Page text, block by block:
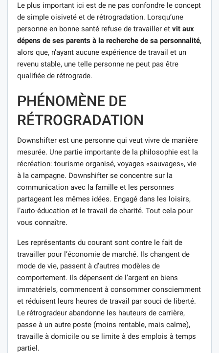
Le plus important ici est de ne pas confondre le concept
de simple oisiveté et de rétrogradation. Lorsqu’une
personne en bonne santé refuse de travailler et vit aux
dépens de ses parents à la recherche de sa personnalité,
alors que, n’ayant aucune expérience de travail et un
revenu stable, une telle personne ne peut pas être
qualifiée de rétrograde.
PHÉNOMÈNE DE
RÉTROGRADATION
Downshifter est une personne qui veut vivre de manière
mesurée. Une partie importante de la philosophie est la
récréation: tourisme organisé, voyages «sauvages», vie
à la campagne. Downshifter se concentre sur la
communication avec la famille et les personnes
partageant les mêmes idées. Engagé dans les loisirs,
l’auto-éducation et le travail de charité. Tout cela pour
vous connaître.
Les représentants du courant sont contre le fait de
travailler pour l’économie de marché. Ils changent de
mode de vie, passent à d’autres modèles de
comportement. Ils dépensent de l’argent en biens
immatériels, commencent à consommer consciemment
et réduisent leurs heures de travail par souci de liberté.
Le rétrogradeur abandonne les hauteurs de carrière,
passe à un autre poste (moins rentable, mais calme),
travaille à domicile ou se limite à des emplois à temps
partiel.